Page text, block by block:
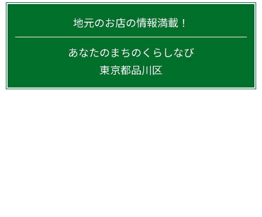
地元のお店の情報満載！
あなたのまちのくらしなび
東京都品川区